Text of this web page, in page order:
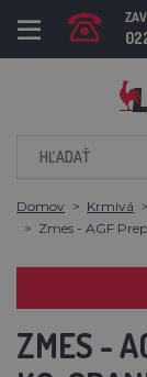
Domov Krmivá
Zmes - AGF
ZMES -